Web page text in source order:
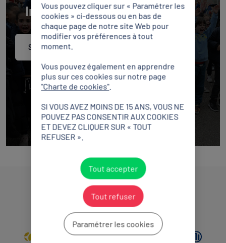
Inscription à la SOP 2026
S'inscrire
Partenaires Mondiaux
Vous pouvez cliquer sur « Paramétrer les
cookies » ci-dessous ou en bas de
chaque page de notre site Web pour
modifier vos préférences à tout
moment.
Vous pouvez également en apprendre
plus sur ces cookies sur notre page
"Charte de cookies".
SI VOUS AVEZ MOINS DE 15 ANS, VOUS NE
POUVEZ PAS CONSENTIR AUX COOKIES
ET DEVEZ CLIQUER SUR « TOUT
REFUSER ».
Tout accepter
Tout refuser
Paramétrer les cookies